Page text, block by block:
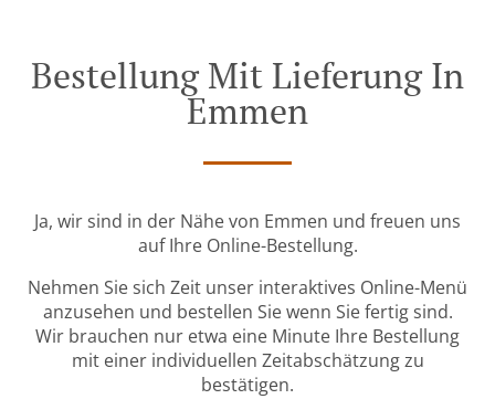
Bestellung Mit Lieferung In
Emmen
Ja, wir sind in der Nähe von Emmen und freuen uns
auf Ihre Online-Bestellung.
Nehmen Sie sich Zeit unser interaktives Online-Menü
anzusehen und bestellen Sie wenn Sie fertig sind.
Wir brauchen nur etwa eine Minute Ihre Bestellung
mit einer individuellen Zeitabschätzung zu
bestätigen.